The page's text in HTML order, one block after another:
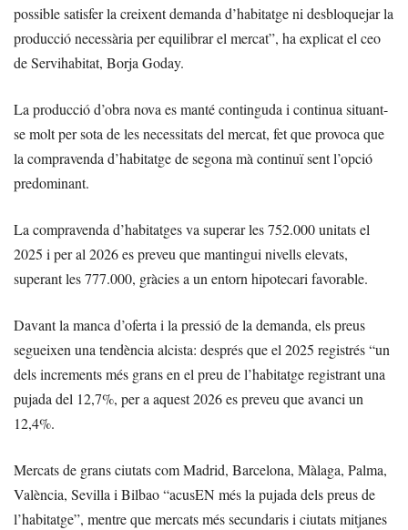
possible satisfer la creixent demanda d’habitatge ni desbloquejar la
producció necessària per equilibrar el mercat”, ha explicat el ceo
de Servihabitat, Borja Goday.
La producció d’obra nova es manté continguda i continua situant-
se molt per sota de les necessitats del mercat, fet que provoca que
la compravenda d’habitatge de segona mà continuï sent l’opció
predominant.
La compravenda d’habitatges va superar les 752.000 unitats el
2025 i per al 2026 es preveu que mantingui nivells elevats,
superant les 777.000, gràcies a un entorn hipotecari favorable.
Davant la manca d’oferta i la pressió de la demanda, els preus
segueixen una tendència alcista: després que el 2025 registrés “un
dels increments més grans en el preu de l’habitatge registrant una
pujada del 12,7%, per a aquest 2026 es preveu que avanci un
12,4%.
Mercats de grans ciutats com Madrid, Barcelona, Màlaga, Palma,
València, Sevilla i Bilbao “acusEN més la pujada dels preus de
l’habitatge”, mentre que mercats més secundaris i ciutats mitjanes